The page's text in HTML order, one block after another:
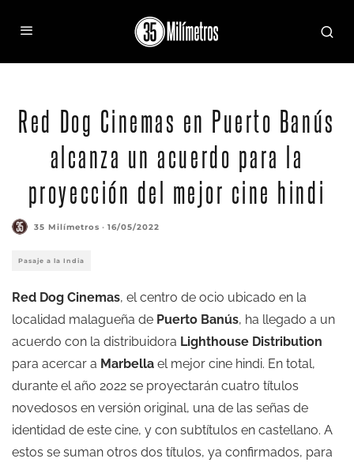
Red Dog Cinemas en Puerto Banús
alcanza un acuerdo para la
proyección del mejor cine hindi
35 Milímetros · 16/05/2022
Pasaje a la India
Red Dog Cinemas, el centro de ocio ubicado en la
localidad malagueña de Puerto Banús, ha llegado a un
acuerdo con la distribuidora Lighthouse Distribution
para acercar a Marbella el mejor cine hindi. En total,
durante el año 2022 se proyectarán cuatro títulos
novedosos en versión original, una de las señas de
identidad de este cine, y con subtítulos en castellano. A
estos se suman otros dos títulos, ya confirmados, para